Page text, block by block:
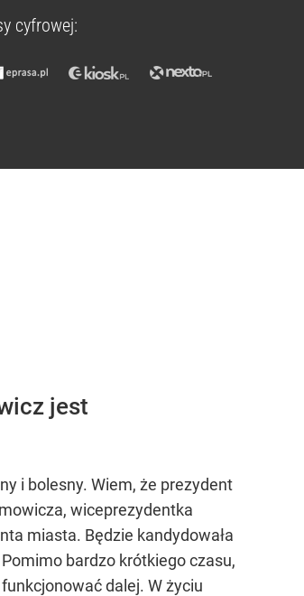
cyfrowej:
jest
i bolesny. Wiem, że prezydent
wiceprezydentka
miasta. Będzie kandydowała
bardzo krótkiego czasu,
dalej. W życiu